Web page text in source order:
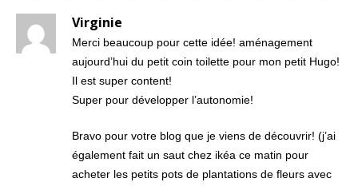
Virginie
Merci beaucoup pour cette idée! aménagement
aujourd’hui du petit coin toilette pour mon petit Hugo!
Il est super content!
Super pour développer l’autonomie!
Bravo pour votre blog que je viens de découvrir! (j’ai
également fait un saut chez ikéa ce matin pour
acheter les petits pots de plantations de fleurs avec